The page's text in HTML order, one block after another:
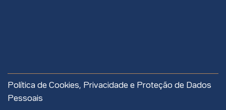
site
Política de Cookies, Privacidade e Proteção de Dados
Pessoais